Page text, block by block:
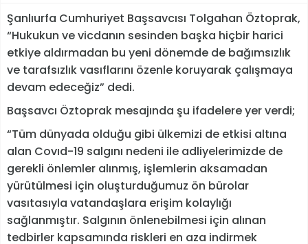
Şanlıurfa Cumhuriyet Başsavcısı Tolgahan Öztoprak,
“Hukukun ve vicdanın sesinden başka hiçbir harici
etkiye aldırmadan bu yeni dönemde de bağımsızlık
ve tarafsızlık vasıflarını özenle koruyarak çalışmaya
devam edeceğiz” dedi.
Başsavcı Öztoprak mesajında şu ifadelere yer verdi;
“Tüm dünyada olduğu gibi ülkemizi de etkisi altına
alan Covıd-19 salgını nedeni ile adliyelerimizde de
gerekli önlemler alınmış, işlemlerin aksamadan
yürütülmesi için oluşturduğumuz ön bürolar
vasıtasıyla vatandaşlara erişim kolaylığı
sağlanmıştır. Salgının önlenebilmesi için alınan
tedbirler kapsamında riskleri en aza indirmek